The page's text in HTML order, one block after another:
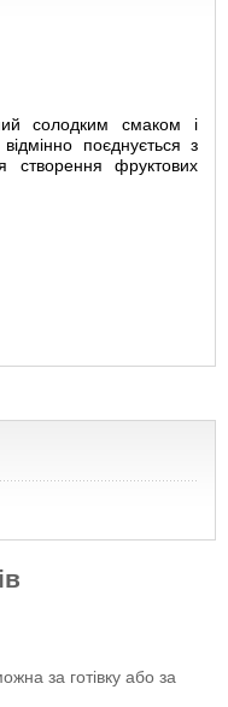
солодким смаком і
поєднується з
фруктових
за готівку або за